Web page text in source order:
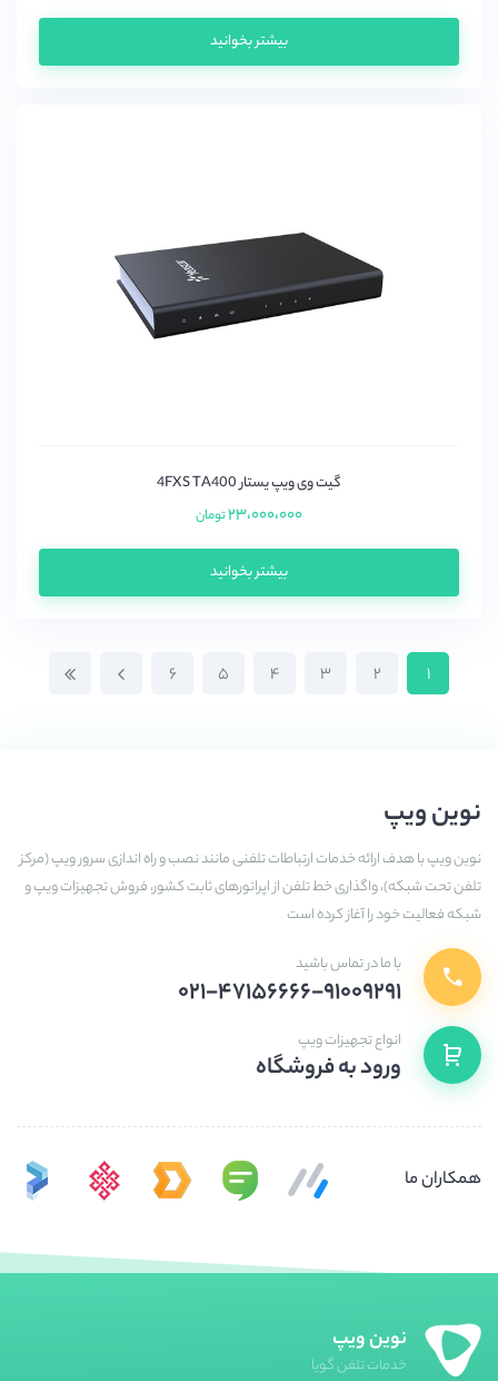
بیشتر بخوانید
گیت وی ویپ یستار 4FXS TA400
۲۳،۰۰۰،۰۰۰تومان
بیشتر بخوانید
۱ ۲ ۳ ۴ ۵ ۶
نوین ویپ
نوین ویپ با هدف ارائه خدمات ارتباطات تلفنی مانند نصب و راه اندازی سرور ویپ (مرکز
تلفن تحت شبکه)، واگذاری خط تلفن از اپراتورهای ثابت کشور، فروش تجهیزات ویپ و
شبکه فعالیت خود را آغاز کرده است
با ما در تماس باشید
۰۲۱-۴۷۱۵۶۶۶۶-۹۱۰۰۹۲۹۱
انواع تجهیزات ویپ
ورود به فروشگاه
همکاران ما
نوین ویپ
خدمات تلفن گویا